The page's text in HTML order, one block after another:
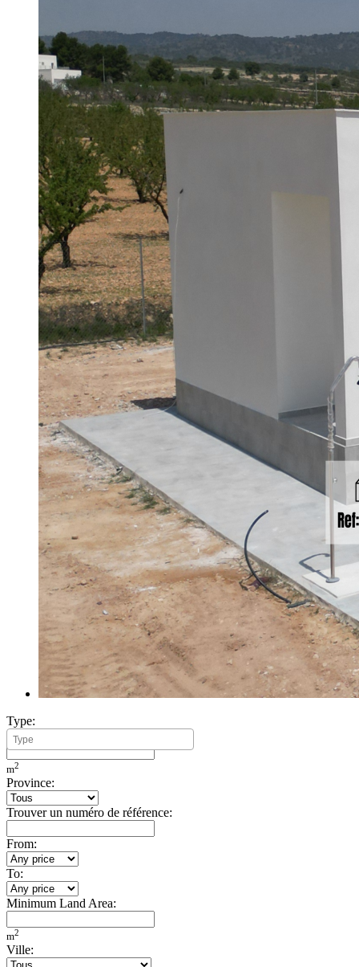
Type:
Minimum Build Area:
m2
Province:
Trouver un numéro de référence:
From:
To:
Minimum Land Area:
m2
Ville: